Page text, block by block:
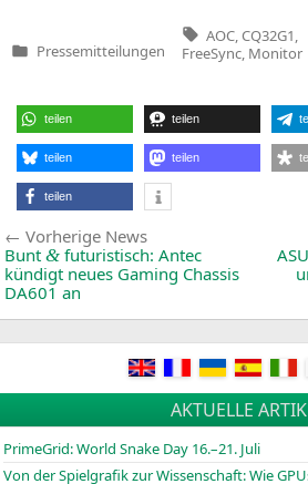
Veröffentlicht
Pressemitteilungen
Tags:
AOC CQ32G1
FreeSync, Monitor
teilen teilen
teilen teilen
teilen
Beitragsnavigation
Vorherige NewsVorherige
News:
Bunt & futuristisch: Antec
kündigt neues Gaming Chassis
DA601 an
AKTUELLE
PrimeGrid: World Snake Day 16.–21. Juli
Von der Spielgrafik zur Wissenschaft: Wie